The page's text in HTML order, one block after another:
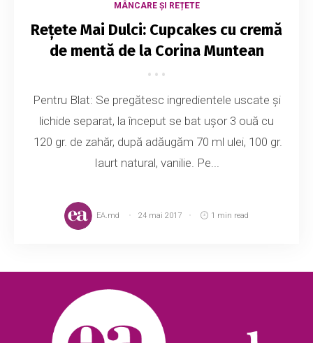
MÂNCARE ȘI REȚETE
Rețete Mai Dulci: Cupcakes cu cremă
de mentă de la Corina Muntean
Pentru Blat: Se pregătesc ingredientele uscate și
lichide separat, la început se bat ușor 3 ouă cu
120 gr. de zahăr, după adăugăm 70 ml ulei, 100 gr.
Iaurt natural, vanilie. Pe...
EA.md 24 mai 2017 1 min read